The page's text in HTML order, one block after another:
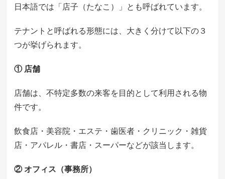
日本語では「店子（たなこ）」とも呼ばれています。
テナントと呼ばれる形態には、大きく分けて以下の３
つが挙げられます。
① 店舗
店舗は、不特定多数の来客を目的として利用される物
件です。
飲食店・美容院・エステ・歯医者・クリニック・雑貨
店・アパレル・書店・スーパーなどが該当します。
② オフィス（事務所）